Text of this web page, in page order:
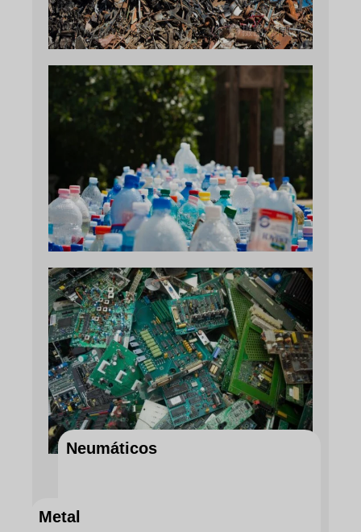
Neumáticos
Metal